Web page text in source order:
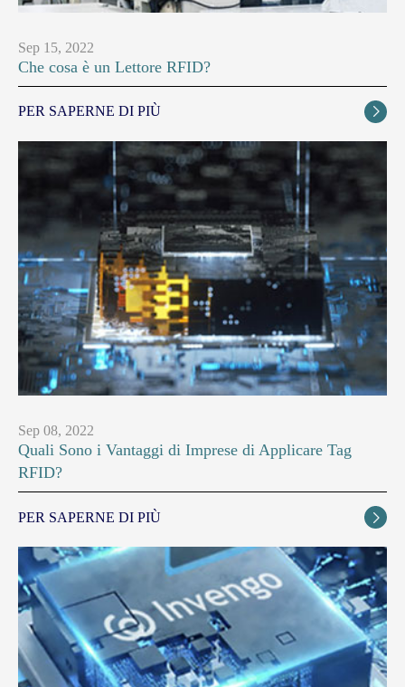
Sep 15, 2022
Che cosa è un Lettore RFID?
PER SAPERNE DI PIÙ 
Sep 08, 2022
Quali Sono i Vantaggi di Imprese di Applicare Tag
RFID?
PER SAPERNE DI PIÙ 